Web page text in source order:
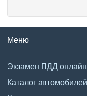
Меню
Экзамен ПДД онлайн
Каталог автомобилей